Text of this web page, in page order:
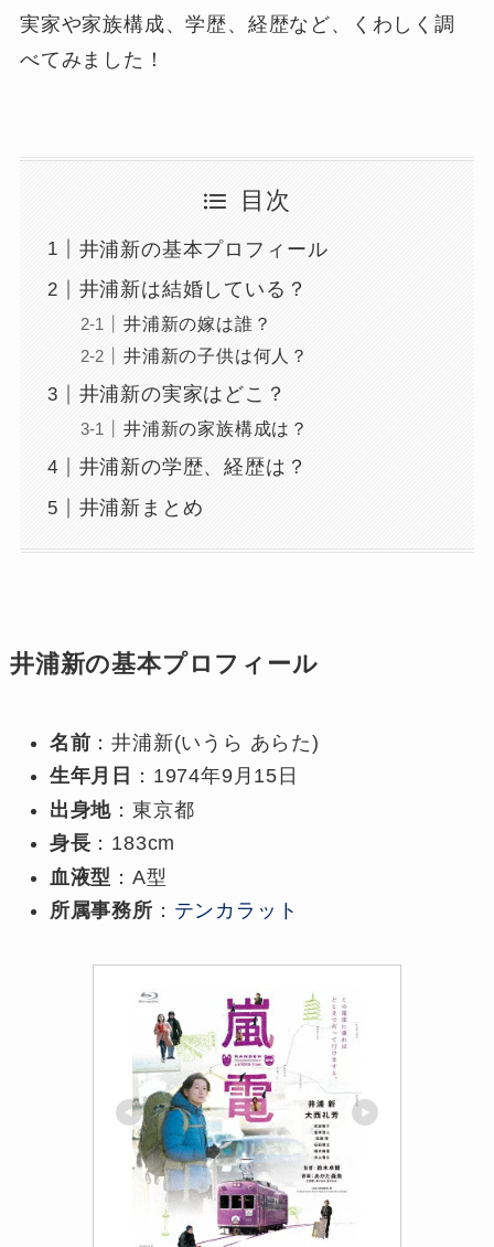
実家や家族構成、学歴、経歴など、くわしく調
べてみました！
目次
井浦新の基本プロフィール
井浦新は結婚している？
井浦新の嫁は誰？
井浦新の子供は何人？
井浦新の実家はどこ？
井浦新の家族構成は？
井浦新の学歴、経歴は？
井浦新まとめ
井浦新の基本プロフィール
名前 ：井浦新(いうら あらた)
生年月日
：1974年9月15日
出身地 ：東京都
身長 ：183cm
血液型 ：A型
所属事務所 ： テンカラット